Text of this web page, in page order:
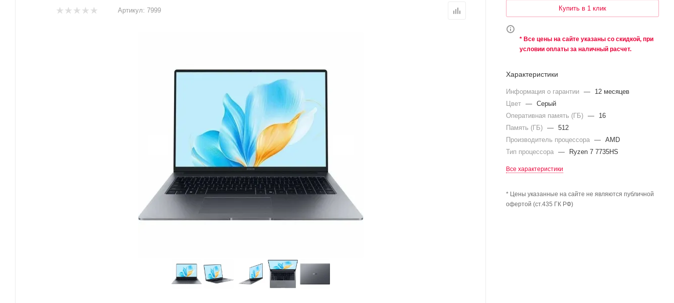
Артикул: 7999 Купить в 1 клик
* Все цены на сайте указаны со скидкой, при
условии оплаты за наличный расчет.
Характеристики
Информация о гарантии —
12 месяцев
Цвет — Серый
Оперативная память (ГБ) —
16
Память (ГБ) — 512
Производитель процессора — AMD
Тип процессора — Ryzen 7 7735HS
Все характеристики
* Цены указанные на сайте не являются публичной
офертой (ст.435 ГК РФ)